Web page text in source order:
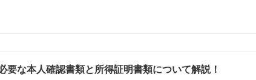
要な本人確認書類と所得証明書類について解説！